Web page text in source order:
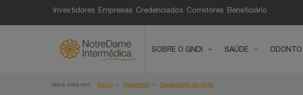
Investidores Empresas Credenciados Corretores Beneficiário
SOBRE O GNDI SAÚDE ODONTO
Você está em: Início Palestras Qualidade de Vida